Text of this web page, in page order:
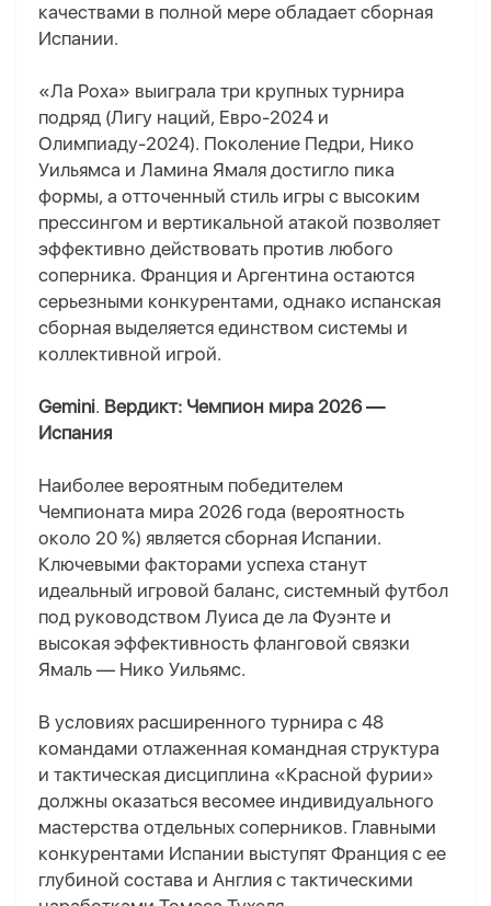
качествами в полной мере обладает сборная
Испании.
«Ла Роха» выиграла три крупных турнира
подряд (Лигу наций, Евро-2024 и
Олимпиаду-2024). Поколение Педри, Нико
Уильямса и Ламина Ямаля достигло пика
формы, а отточенный стиль игры с высоким
прессингом и вертикальной атакой позволяет
эффективно действовать против любого
соперника. Франция и Аргентина остаются
серьезными конкурентами, однако испанская
сборная выделяется единством системы и
коллективной игрой.
Gemini. Вердикт: Чемпион мира 2026 —
Испания
Наиболее вероятным победителем
Чемпионата мира 2026 года (вероятность
около 20 %) является сборная Испании.
Ключевыми факторами успеха станут
идеальный игровой баланс, системный футбол
под руководством Луиса де ла Фуэнте и
высокая эффективность фланговой связки
Ямаль — Нико Уильямс.
В условиях расширенного турнира с 48
командами отлаженная командная структура
и тактическая дисциплина «Красной фурии»
должны оказаться весомее индивидуального
мастерства отдельных соперников. Главными
конкурентами Испании выступят Франция с ее
глубиной состава и Англия с тактическими